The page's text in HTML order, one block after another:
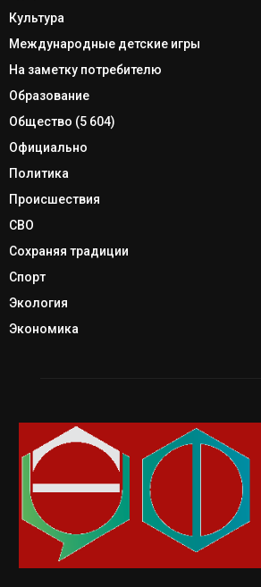
Культура
Международные детские игры
На заметку потребителю
Образование
Общество (5 604)
Официально
Политика
Происшествия
СВО
Сохраняя традиции
Спорт
Экология
Экономика